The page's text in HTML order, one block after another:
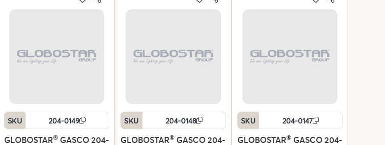
SKU 204-0149
GLOBOSTAR®GASCO 204-
SKU 204-0148
GLOBOSTAR® GASCO 204-
SKU 204-0147
GLOBOSTAR®GASCO 204-